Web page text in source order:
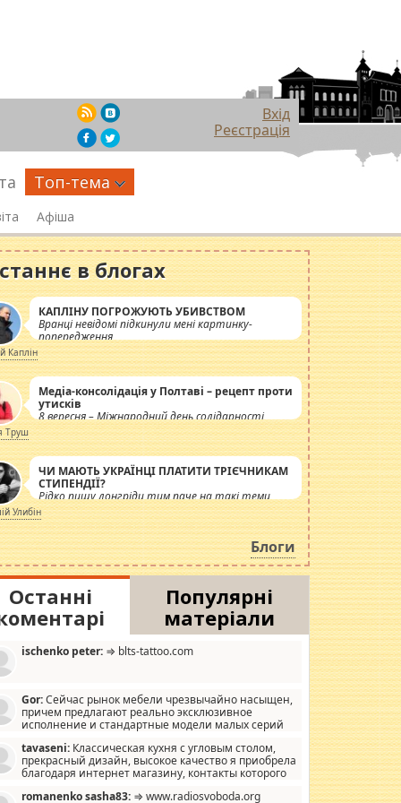
Вхід
Реєстрація
Топ-тема
Афіша
в блогах
КАПЛІНУ ПОГРОЖУЮТЬ УБИВСТВОМ
Вранці невідомі підкинули мені картинку-
попередження
Каплін
Медіа-консолідація у Полтаві – рецепт проти
утисків
8 вересня – Міжнародний день солідарності
журналістів.
Труш
ЧИ МАЮТЬ УКРАЇНЦІ ПЛАТИТИ ТРІЄЧНИКАМ
СТИПЕНДІЇ?
Рідко пишу лонгріди тим паче на такі теми,
але вже просто дістало! Обурюють сьогоднішні
інсенуації навколо стипендіального питання.
Штучно роздувається ще одна соціальна
катастрофа.
Улибін
Блоги
Останні
Популярні
матеріали
ischenko peter: ⇒ blts-tattoo.com
Gor:Сейчас рынок мебели чрезвычайно насыщен,
причем предлагают реально эксклюзивное
исполнение и стандартные модели малых серий
мало походит на стандартные формы, в MebelOk,
и что главное - со вкусом все в порядке,
ненужных наворотов удорожающих мебель, а это не
tavaseni: Классическая кухня с угловым столом,
прекрасный дизайн, высокое качество я приобрела
благодаря интернет магазину, контакты которого
romanenko sasha83: ⇒ www.radiosvoboda.org